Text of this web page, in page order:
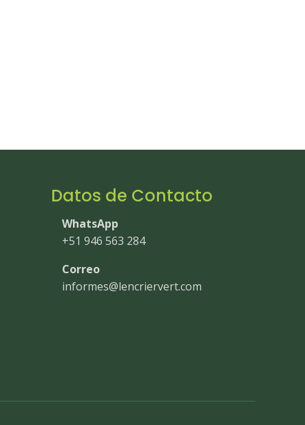
Datos de Contacto
WhatsApp
+51 946 563 284
Correo
informes@lencriervert.com